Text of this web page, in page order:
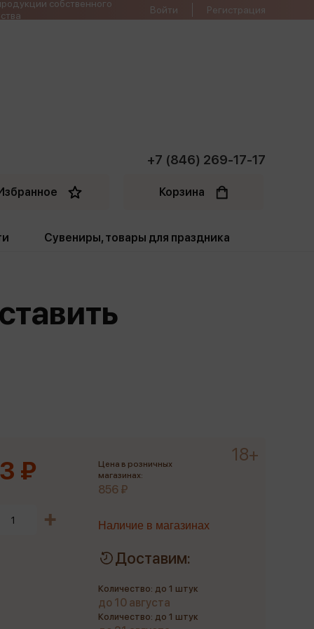
собственного
Войти Регистрация
+7 (846) 269-17-17
Корзина
Сувениры, товары для праздника
Пакеты
18+
₽
Цена в розничных
магазинах:
856 ₽
Наличие в магазинах
Доставим:
Количество: до 1 штук
до 10 августа
Количество: до 1 штук